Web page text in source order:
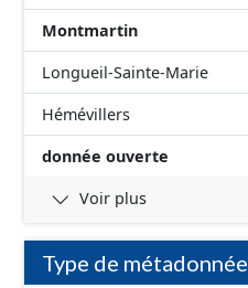
Montmartin
Longueil-Sainte-Marie
Hémévillers
donnée ouverte
Voir plus
Type de métadonnée